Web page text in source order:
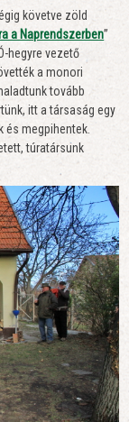
követve zöld
a Naprendszerben”
hegyre vezető
a monori
tovább
itt a társaság egy
megpihentek.
túratársunk